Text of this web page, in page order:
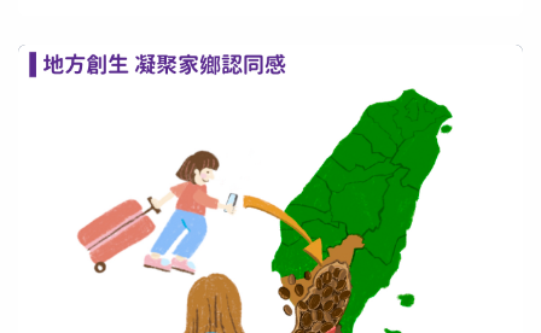
炎、抗高血脂及抗腫瘤等生理功效，除此之外，也含有高
量酚酸及類黃酮化合物能夠抗氧化。 仙草凍跟燒仙...